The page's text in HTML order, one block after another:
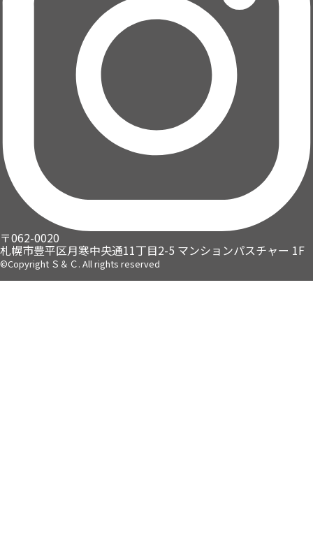
〒062-0020
札幌市豊平区月寒中央通11丁目2-5 マンションパスチャー 1F
©Copyright Ｓ＆Ｃ. All rights reserved